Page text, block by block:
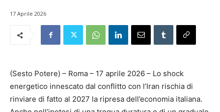
17 Aprile 2026
(Sesto Potere) – Roma – 17 aprile 2026 – Lo shock
energetico innescato dal conflitto con l’Iran rischia di
rinviare di fatto al 2027 la ripresa dell’economia italiana.